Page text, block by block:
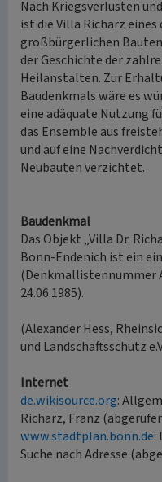
Nach Kriegsverlusten
ist die Villa Richarz
großbürgerlichen
der Geschichte der
Heilanstalten. Zur
Baudenkmals wäre es
eine adäquate Nutzung
das Ensemble aus
und auf eine
Neubauten verzichtet.
Baudenkmal
Das Objekt „Villa Dr.
Bonn-Endenich ist ein
(Denkmallistennummer
24.06.1985).
(Alexander Hess,
und Landschaftsschutz
Internet
de.wikisource.org:
Richarz, Franz
www.stadtplan.bonn.de:
Suche nach Adresse